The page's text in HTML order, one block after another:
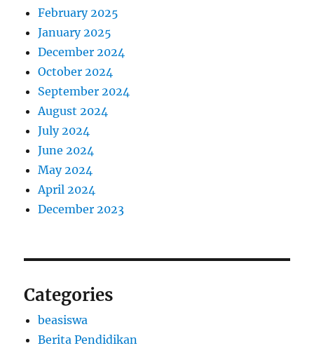
February 2025
January 2025
December 2024
October 2024
September 2024
August 2024
July 2024
June 2024
May 2024
April 2024
December 2023
Categories
beasiswa
Berita Pendidikan